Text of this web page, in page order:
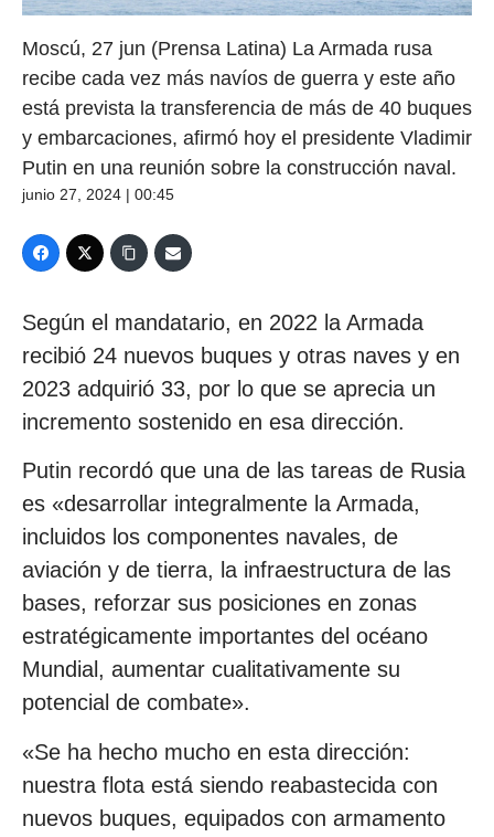
Moscú, 27 jun (Prensa Latina) La Armada rusa
recibe cada vez más navíos de guerra y este año
está prevista la transferencia de más de 40 buques
y embarcaciones, afirmó hoy el presidente Vladimir
Putin en una reunión sobre la construcción naval.
junio 27, 2024 | 00:45
Según el mandatario, en 2022 la Armada
recibió 24 nuevos buques y otras naves y en
2023 adquirió 33, por lo que se aprecia un
incremento sostenido en esa dirección.
Putin recordó que una de las tareas de Rusia
es «desarrollar integralmente la Armada,
incluidos los componentes navales, de
aviación y de tierra, la infraestructura de las
bases, reforzar sus posiciones en zonas
estratégicamente importantes del océano
Mundial, aumentar cualitativamente su
potencial de combate».
«Se ha hecho mucho en esta dirección:
nuestra flota está siendo reabastecida con
nuevos buques, equipados con armamento